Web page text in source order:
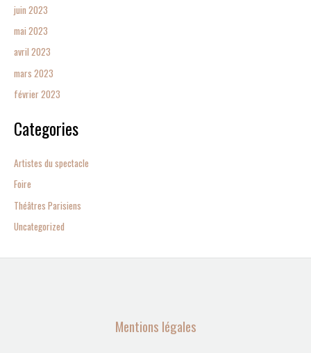
juin 2023
mai 2023
avril 2023
mars 2023
février 2023
Categories
Artistes du spectacle
Foire
Théâtres Parisiens
Uncategorized
Mentions légales